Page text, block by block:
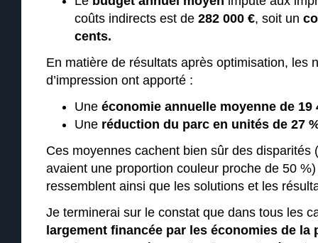
coûts indirects est de 282 000 €, soit un
cents.
En matière de résultats après optimisation, les
d’impression ont apporté :
Une économie annuelle moyenne de 19
Une réduction du parc en unités de 27
Ces moyennes cachent bien sûr des disparités
avaient une proportion couleur proche de 50
ressemblent ainsi que les solutions et les
Je terminerai sur le constat que dans tous les
largement financée par les économies de la